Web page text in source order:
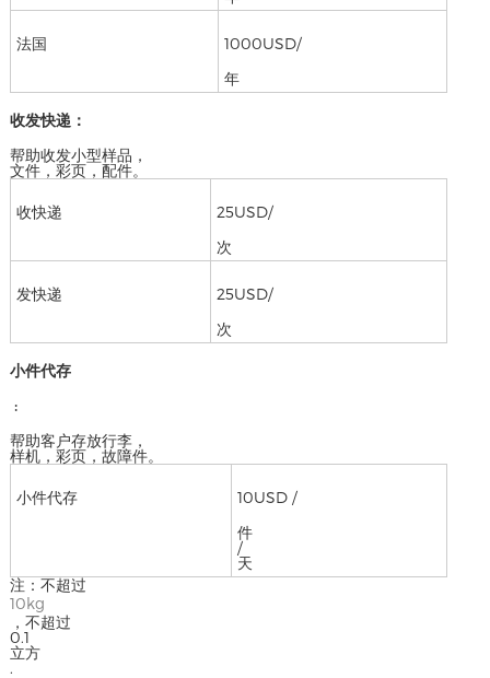
法国
1000USD/
年
收发快递：
帮助收发小型样品，
文件，彩页，配件。
收快递
25USD/
次
发快递
25USD/
次
小件代存
:
帮助客户存放行李，
样机，彩页，故障件。
小件代存
10USD /
件
/
天
注：不超过
10kg
，不超过
0.1
立方
.